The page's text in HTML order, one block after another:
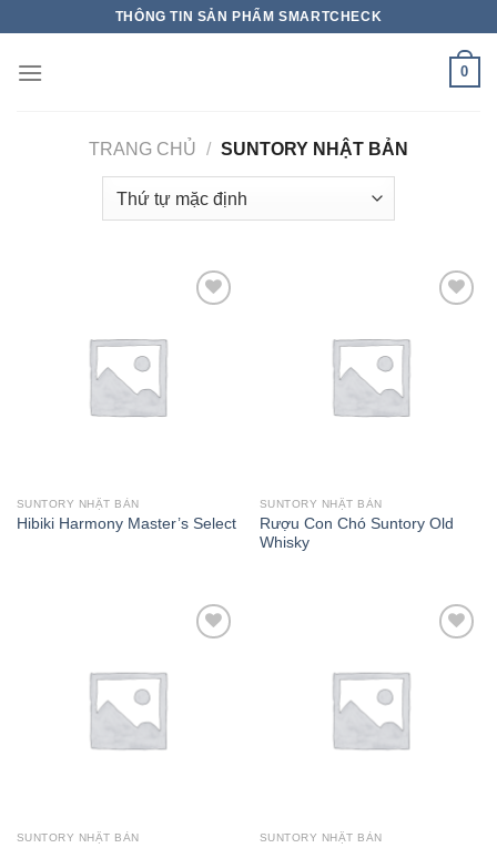
THÔNG TIN SẢN PHẨM SMARTCHECK
0
TRANG CHỦ / SUNTORY NHẬT BẢN
Add to wishlist
SUNTORY NHẬT BẢN
Hibiki Harmony Master’s Select
Add to wishlist
SUNTORY NHẬT BẢN
Rượu Con Chó Suntory Old
Whisky
Add to wishlist
SUNTORY NHẬT BẢN
Add to wishlist
SUNTORY NHẬT BẢN